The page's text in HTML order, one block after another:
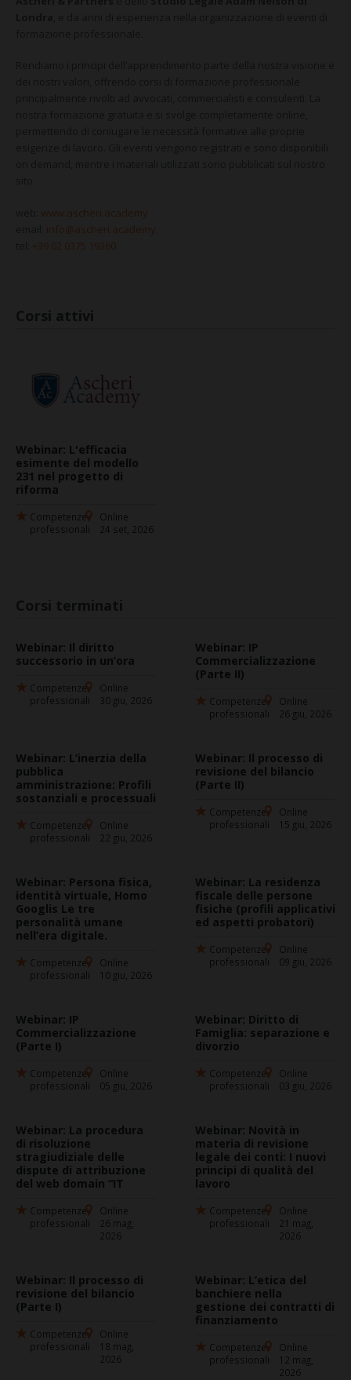
www.ascheri.academy
info@ascheri.academy
+39 02 0375 19360
Corsi attivi
Webinar: L'efficacia
esimente del modello
231 nel progetto di
riforma
Competenze
professionali
Online
24 set, 2026
Corsi terminati
Webinar: Il diritto
successorio in un’ora
Competenze
professionali
Online
30 giu, 2026
Webinar: IP
Commercializzazione
(Parte II)
Competenze
professionali
Online
26 giu, 2026
Webinar: L’inerzia della
pubblica
amministrazione: Profili
sostanziali e processuali
Competenze
professionali
Online
22 giu, 2026
Webinar: Il processo di
revisione del bilancio
(Parte II)
Competenze
professionali
Online
15 giu, 2026
Webinar: Persona fisica,
identità virtuale, Homo
Googlis Le tre
personalità umane
nell’era digitale.
Competenze
professionali
Online
10 giu, 2026
Webinar: La residenza
fiscale delle persone
fisiche (profili applicativi
ed aspetti probatori)
Competenze
professionali
Online
09 giu, 2026
Webinar: IP
Commercializzazione
(Parte I)
Competenze
professionali
Online
05 giu, 2026
Webinar: Diritto di
Famiglia: separazione e
divorzio
Competenze
professionali
Online
03 giu, 2026
Webinar: La procedura
di risoluzione
stragiudiziale delle
dispute di attribuzione
del web domain “IT
Competenze
professionali
Online
26 mag,
2026
Webinar: Novità in
materia di revisione
legale dei conti: I nuovi
principi di qualità del
lavoro
Competenze
professionali
Online
21 mag,
2026
Webinar: Il processo di
revisione del bilancio
(Parte I)
Competenze
professionali
Online
18 mag,
2026
Webinar: L’etica del
banchiere nella
gestione dei contratti di
finanziamento
Competenze
professionali
Online
12 mag,
2026